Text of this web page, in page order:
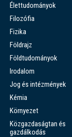
Élettudományok
Filozófia
Fizika
Földrajz
Földtudományok
Irodalom
Jog és intézmények
Kémia
Környezet
Közgazdaságtan és
gazdálkodás